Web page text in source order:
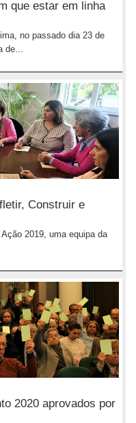
que estar em linha
no passado dia 23 de
de...
Construir e
2019, uma equipa da
2020 aprovados por